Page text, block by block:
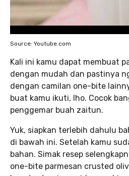
Source: Youtube.com
Kali ini kamu dapat membuat
dengan mudah dan pastinya
dengan camilan one-bite
buat kamu ikuti, lho. Cocok
penggemar buah zaitun.
Yuk, siapkan terlebih dahulu
di bawah ini. Setelah kamu
bahan. Simak resep
one-bite parmesan crusted